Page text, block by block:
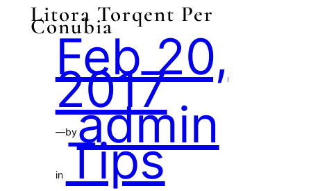
Litora Torqent Per
Conubia
Feb 20,
2017
—byadmin
in Tips